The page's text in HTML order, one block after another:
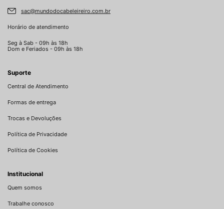
sac@mundodocabeleireiro.com.br
Horário de atendimento
Seg à Sab - 09h às 18h
Dom e Feriados - 09h às 18h
Suporte
Central de Atendimento
Formas de entrega
Trocas e Devoluções
Política de Privacidade
Política de Cookies
Institucional
Quem somos
Trabalhe conosco